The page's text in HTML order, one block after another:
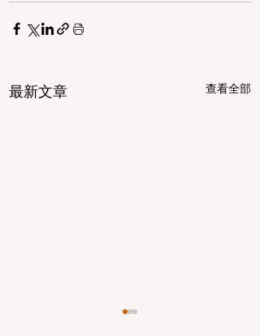
最新文章 查看全部